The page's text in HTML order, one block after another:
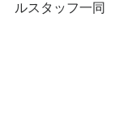
ルスタッフ一同